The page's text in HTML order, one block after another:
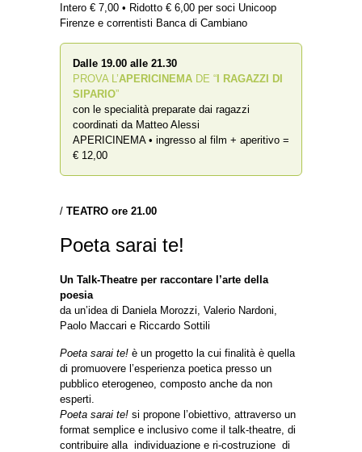
Intero € 7,00 • Ridotto € 6,00 per soci Unicoop
Firenze e correntisti Banca di Cambiano
Dalle 19.00 alle 21.30
PROVA L’APERICINEMA DE “I RAGAZZI DI
SIPARIO”
con le specialità preparate dai ragazzi
coordinati da Matteo Alessi
APERICINEMA • ingresso al film + aperitivo =
€ 12,00
/ TEATRO ore 21.00
Poeta sarai te!
Un Talk-Theatre per raccontare l’arte della
poesia
da un’idea di Daniela Morozzi, Valerio Nardoni,
Paolo Maccari e Riccardo Sottili
Poeta sarai te! è un progetto la cui finalità è quella
di promuovere l’esperienza poetica presso un
pubblico eterogeneo, composto anche da non
esperti.
Poeta sarai te! si propone l’obiettivo, attraverso un
format semplice e inclusivo come il talk-theatre, di
contribuire alla individuazione e ri-costruzione di